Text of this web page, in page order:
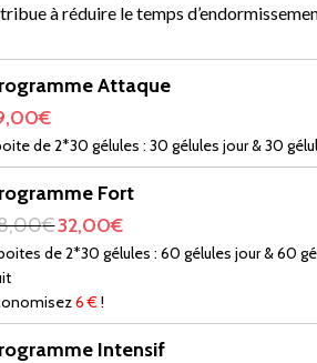
à réduire le temps
Attaque
€
de 2*30 gélules : 30 gélules jour & 30
Fort
€32,00€
de 2*30 gélules : 60 gélules jour & 60
6 € !
Intensif